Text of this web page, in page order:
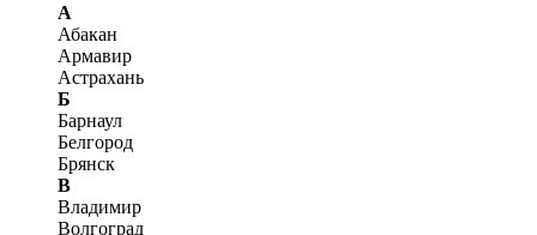
А
Абакан
Армавир
Астрахань
Б
Барнаул
Белгород
Брянск
В
Владимир
Волгоград